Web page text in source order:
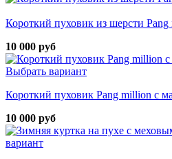
Короткий пуховик из шерсти Pang
10 000 руб
Выбрать вариант
Короткий пуховик Pang million с
10 000 руб
вариант